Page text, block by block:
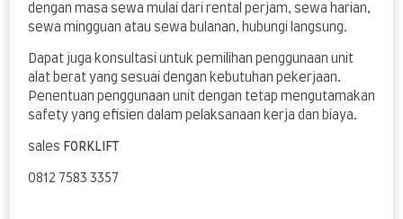
dengan masa sewa mulai dari rental perjam, sewa harian,
sewa mingguan atau sewa bulanan, hubungi langsung.
Dapat juga konsultasi untuk pemilihan penggunaan unit
alat berat yang sesuai dengan kebutuhan pekerjaan.
Penentuan penggunaan unit dengan tetap mengutamakan
safety yang efisien dalam pelaksanaan kerja dan biaya.
sales FORKLIFT
0812 7583 3357